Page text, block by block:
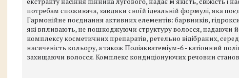
потребам споживача, завдяки своїй ідеальній формулі, яка
Гармонійне поєднання активних елементів: барвників,
які впливають, не пошкоджуючи структуру волосся, надаючи
комплексу косметичних препаратів, ретельно відібраних,
насиченість кольору, а також Поліакватеміум-6 - катіонний
захищаючи волосся. Комплекс кондиціонуючих речовин